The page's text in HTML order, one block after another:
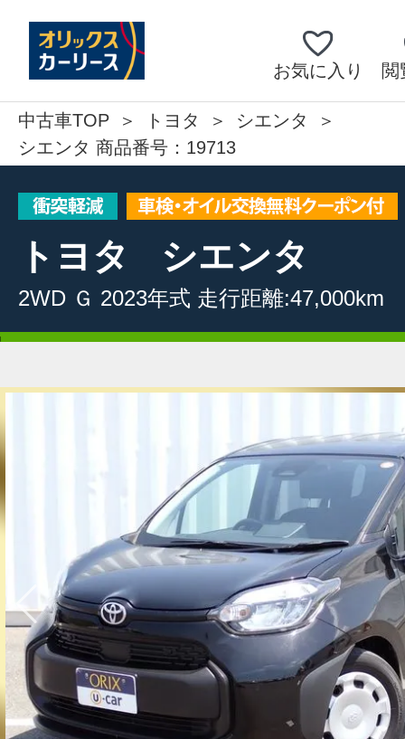
お気に入り 閲
中古車TOP トヨタ
シエンタ
シエンタ 商品番号：19713
トヨタ シエンタ
2WD Ｇ 2023年式 走行距離:47,000km